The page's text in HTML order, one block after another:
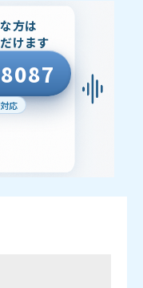
方は
けます
応